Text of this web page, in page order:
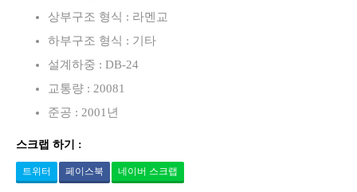
상부구조 형식 : 라멘교
하부구조 형식 : 기타
설계하중 : DB-24
교통량 : 20081
준공 : 2001년
스크랩 하기 :
트위터 페이스북 네이버 스크랩